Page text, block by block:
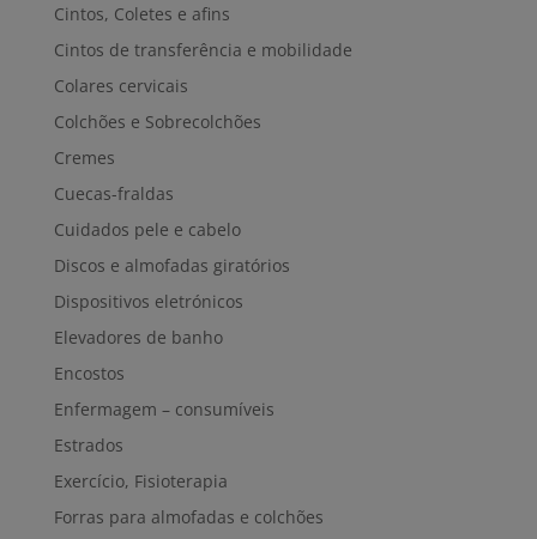
Cintos, Coletes e afins
Cintos de transferência e mobilidade
Colares cervicais
Colchões e Sobrecolchões
Cremes
Cuecas-fraldas
Cuidados pele e cabelo
Discos e almofadas giratórios
Dispositivos eletrónicos
Elevadores de banho
Encostos
Enfermagem – consumíveis
Estrados
Exercício, Fisioterapia
Forras para almofadas e colchões